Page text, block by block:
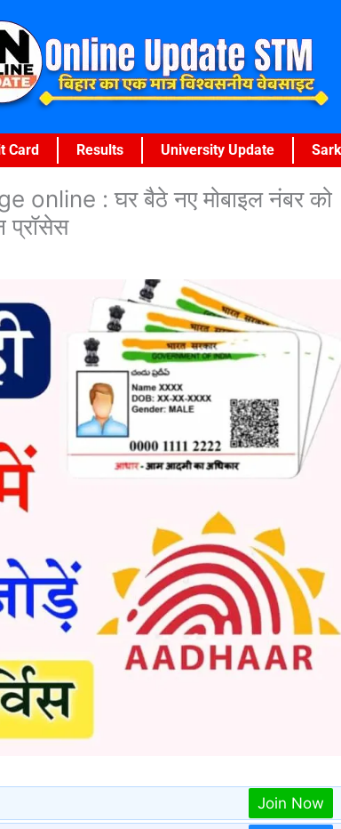
Card Results University Update
: घर बैठे नए मोबाइल नंबर को
प्रॉसेस
Join Now